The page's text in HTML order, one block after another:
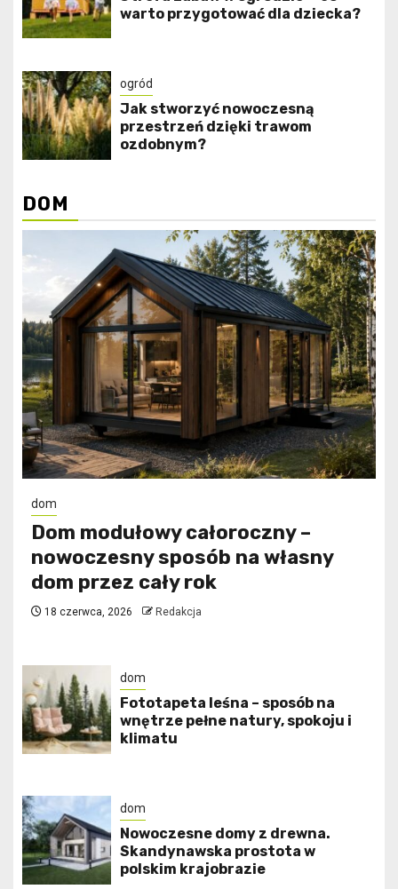
warto przygotować dla dziecka?
ogród
Jak stworzyć nowoczesną
przestrzeń dzięki trawom
ozdobnym?
DOM
dom
Dom modułowy całoroczny –
nowoczesny sposób na własny
dom przez cały rok
18 czerwca, 2026 Redakcja
dom
​Fototapeta leśna – sposób na
wnętrze pełne natury, spokoju i
klimatu
dom
Nowoczesne domy z drewna.
Skandynawska prostota w
polskim krajobrazie